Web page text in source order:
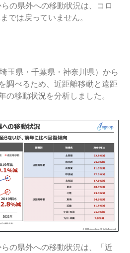
の県外への移動状況は、コロ
では戻っていません。
埼玉県 ・千葉県・ 神奈川県）から
調べるため、近距離移動と遠距
の移動状況を分析しました。
の県外への移動状況は、「近